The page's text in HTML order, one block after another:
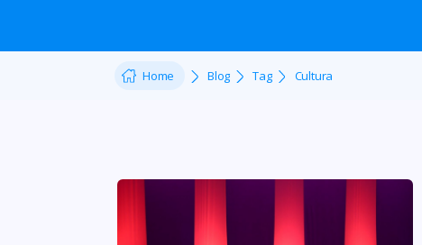
Home Blog Tag Cultura